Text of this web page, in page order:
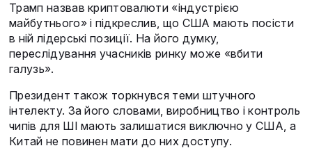
Трамп назвав криптовалюти «індустрією
майбутнього» і підкреслив, що США мають посісти
в ній лідерські позиції. На його думку,
переслідування учасників ринку може «вбити
галузь».
Президент також торкнувся теми штучного
інтелекту. За його словами, виробництво і контроль
чипів для ШІ мають залишатися виключно у США, а
Китай не повинен мати до них доступу.